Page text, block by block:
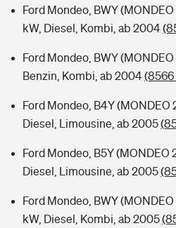
Ford Mondeo, BWY (MONDEO
kW, Diesel, Kombi, ab 2004
Ford Mondeo, BWY (MONDEO
Benzin, Kombi, ab 2004(8566
Ford Mondeo, B4Y (MONDEO
Diesel, Limousine, ab 2005
Ford Mondeo, B5Y (MONDEO
Diesel, Limousine, ab 2005
Ford Mondeo, BWY (MONDEO
kW, Diesel, Kombi, ab 2005